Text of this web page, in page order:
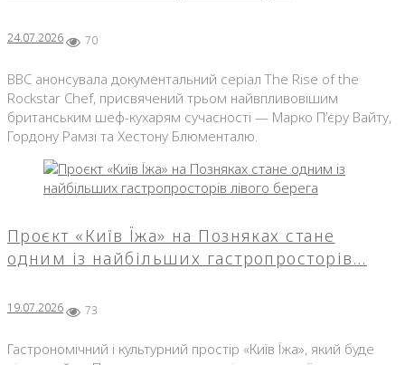
24.07.2026 70
BBC анонсувала документальний серіал The Rise of the
Rockstar Chef, присвячений трьом найвпливовішим
британським шеф-кухарям сучасності — Марко П’єру Вайту,
Гордону Рамзі та Хестону Блюменталю.
Проєкт «Київ Їжа» на Позняках стане
одним із найбільших гастропросторів…
19.07.2026 73
Гастрономічний і культурний простір «Київ Їжа», який буде